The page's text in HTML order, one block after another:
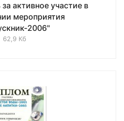
активное участие в
мероприятия
2006"
62,9 Кб